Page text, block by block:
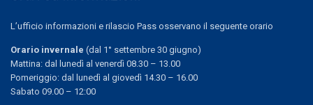
L’ufficio informazioni e rilascio Pass osservano il seguente orario
Orario invernale(dal 1° settembre 30 giugno)
Mattina: dal lunedì al venerdì 08.30 – 13.00
Pomeriggio: dal lunedì al giovedì 14.30 – 16.00
Sabato 09.00 – 12:00